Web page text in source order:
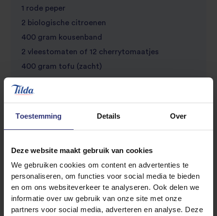
Toestemming Details Over
Deze website maakt gebruik van cookies
We gebruiken cookies om content en advertenties te
personaliseren, om functies voor social media te bieden
en om ons websiteverkeer te analyseren. Ook delen we
informatie over uw gebruik van onze site met onze
partners voor social media, adverteren en analyse. Deze
1 rode peper
2 biologische citroenen
400 gram kousenband
2 vleestomaten of 12 cherrytomaatjes
400 gram tofu (zacht)
4 cm verse gember
Zonnebloemolie